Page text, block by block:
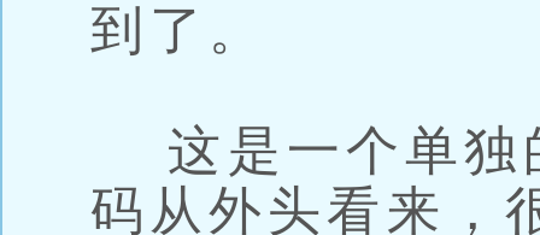
到了。
这是一个单独
码从外头看来，